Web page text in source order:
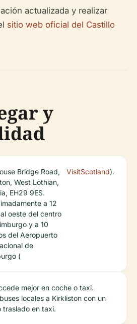
actualizada y realizar
sitio web oficial del Castillo
y
Bridge Road,
West Lothian,
EH29 9ES.
a 12
oeste del centro
y a 10
del Aeropuerto
de
(
VisitScotland).
mejor en coche o taxi.
locales a Kirkliston con un
traslado en taxi.